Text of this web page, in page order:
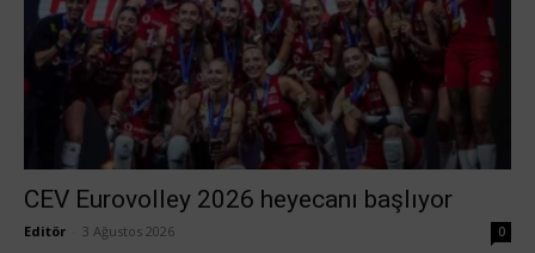
CEV Eurovolley 2026 heyecanı başlıyor
Editör 3 Ağustos 2026 0